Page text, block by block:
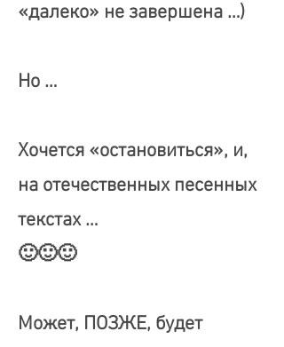
«далеко» не завершена …)
Но …
Хочется «остановиться», и,
на отечественных песенных
текстах …
🙂🙂🙂
Может, ПОЗЖЕ, будет